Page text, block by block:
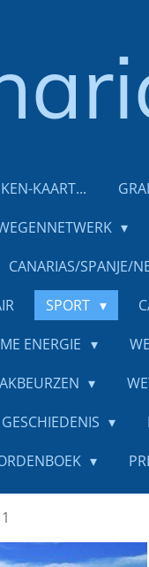
KAART...
CANARIAS/SPANJE/
SPORT
ENERGIE
GESCHIEDENIS